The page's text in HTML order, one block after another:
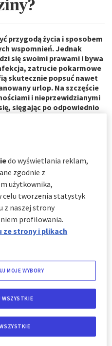
przygodą życia i sposobem
wspomnień. Jednak
się swoimi prawami i bywa
zatrucie pokarmowe
skutecznie popsuć nawet
urlop. Na szczęście
i nieprzewidzianymi
sięgając po odpowiednio
poradniku.
wakacjach warto
szczególnie całą rodziną,
turystyczne. Podróżowanie z
zagrożeniami, a
odpowiedzialni nie tylko za
Więcej wskazówek, na co
znajdziesz w poradniku
. Dzieci są żywiołowe,
6 miesięcy.
Centrum preferencji
moje
klikając "Centrum
" dostępne w stopce
cookie do
do wyświetlania reklam,
zgodnie z
użytkownika,
celu tworzenia statystyk
z naszej strony
profilowania.
strony i plikach
MOJE WYBORY
WSZYSTKIE